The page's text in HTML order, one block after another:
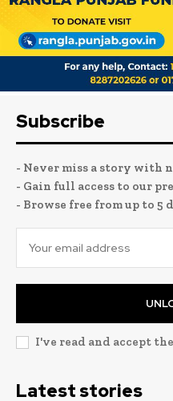
Subscribe
- Never miss a story with
- Gain full access to our
- Browse free from up to 5
I've read and accept the
Latest stories